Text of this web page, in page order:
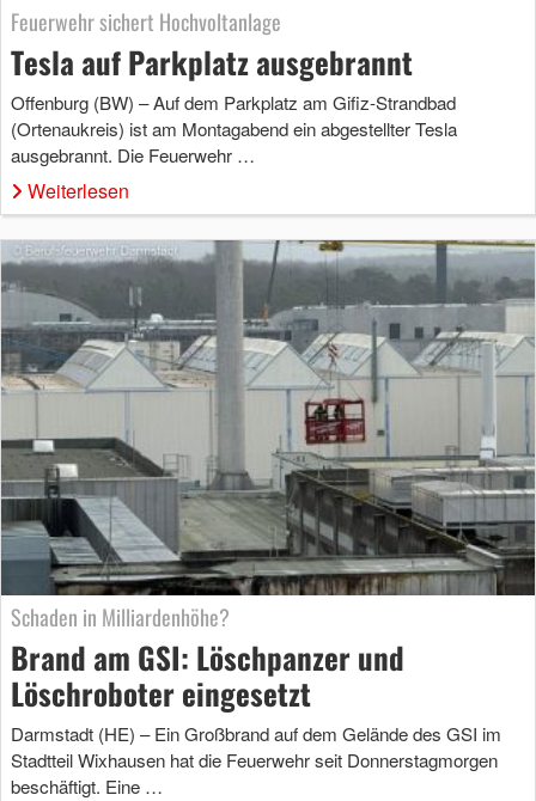
Feuerwehr sichert Hochvoltanlage
Tesla auf Parkplatz ausgebrannt
Offenburg (BW) – Auf dem Parkplatz am Gifiz-Strandbad
(Ortenaukreis) ist am Montagabend ein abgestellter Tesla
ausgebrannt. Die Feuerwehr …
Weiterlesen
Schaden in Milliardenhöhe?
Brand am GSI: Löschpanzer und
Löschroboter eingesetzt
Darmstadt (HE) – Ein Großbrand auf dem Gelände des GSI im
Stadtteil Wixhausen hat die Feuerwehr seit Donnerstagmorgen
beschäftigt. Eine …